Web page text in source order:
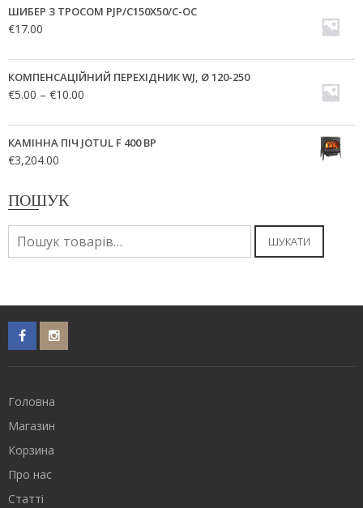
ШИБЕР З ТРОСОМ PJP/C150X50/C-OC
€17.00
КОМПЕНСАЦІЙНИЙ ПЕРЕХІДНИК WJ, Ø 120-250
€5.00 – €10.00
КАМІННА ПІЧ JOTUL F 400 BP
€3,204.00
ПОШУК
Шукати: ШУКАТИ
Головна
Магазин
Корзина
Про нас
Статті